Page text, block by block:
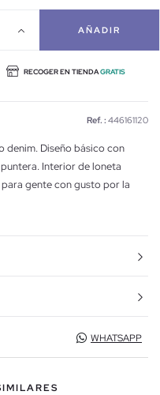
AÑADIR
RECOGER EN TIENDAGRATIS
Ref. : 446161120
denim. Diseño básico con
Interior de loneta
gente con gusto por la
WHATSAPP